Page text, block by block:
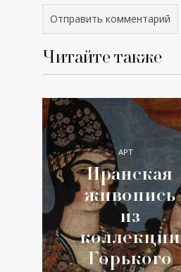
Читайте также
АРТ
Иранская
живопись
из
коллекции
Горького